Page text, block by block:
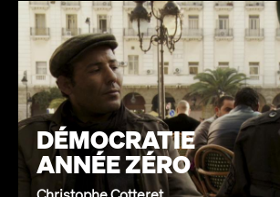
DÉMOCRATIE
ANNÉE ZÉRO